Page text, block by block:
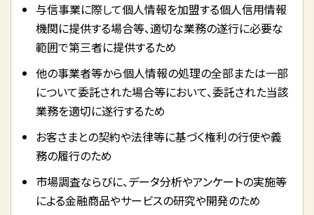
与信事業に際して個人情報を加盟する個人信用情報
機関に提供する場合等、適切な業務の遂行に必要な
範囲で第三者に提供するため
他の事業者等から個人情報の処理の全部または一部
について委託された場合等において、委託された当該
業務を適切に遂行するため
お客さまとの契約や法律等に基づく権利の行使や義
務の履行のため
市場調査ならびに、データ分析やアンケートの実施等
による金融商品やサービスの研究や開発のため